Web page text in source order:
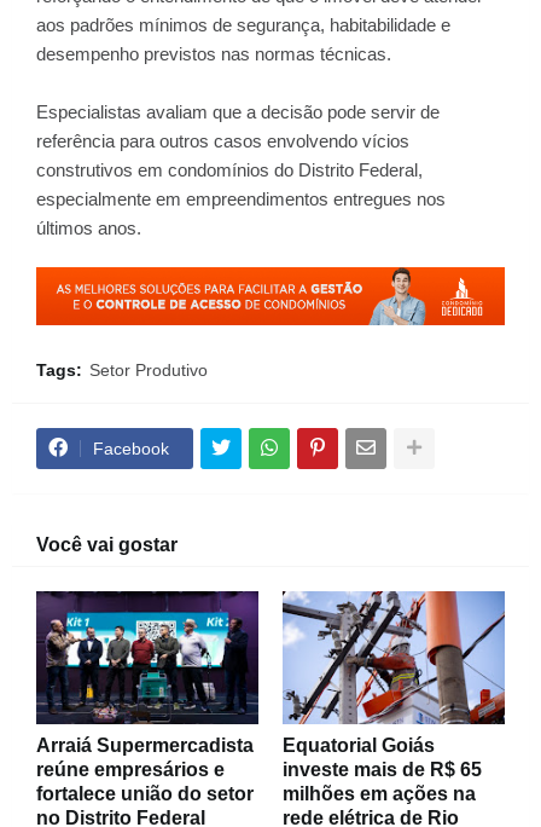
aos padrões mínimos de segurança, habitabilidade e
desempenho previstos nas normas técnicas.
Especialistas avaliam que a decisão pode servir de
referência para outros casos envolvendo vícios
construtivos em condomínios do Distrito Federal,
especialmente em empreendimentos entregues nos
últimos anos.
Tags: Setor Produtivo
Facebook
Você vai gostar
Arraiá Supermercadista
reúne empresários e
fortalece união do setor
no Distrito Federal
Equatorial Goiás
investe mais de R$ 65
milhões em ações na
rede elétrica de Rio